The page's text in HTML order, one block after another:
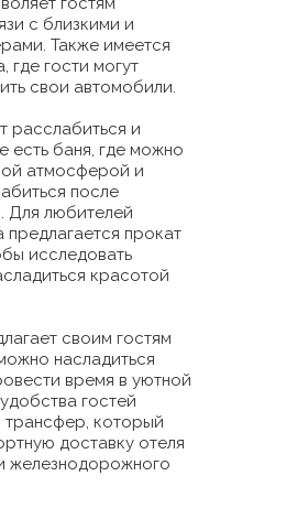
с близкими и
Также имеется
где гости могут
свои автомобили.
расслабиться и
есть баня, где можно
атмосферой и
после
Для любителей
предлагается прокат
исследовать
красотой
своим гостям
насладиться
время в уютной
гостей
трансфер, который
доставку отеля
железнодорожного